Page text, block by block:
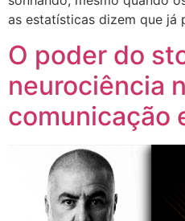
as estatísticas dizem que já
O poder do
neurociência
comunicação